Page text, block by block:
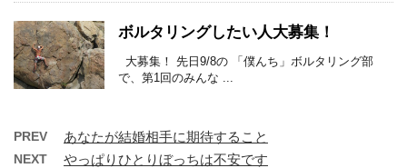
ボルタリングしたい人大募集！
大募集！ 先日9/8の 「僕んち」ボルタリング部
で、第1回のみんな ...
PREV あなたが結婚相手に期待すること
NEXT やっぱりひとりぼっちは不安です